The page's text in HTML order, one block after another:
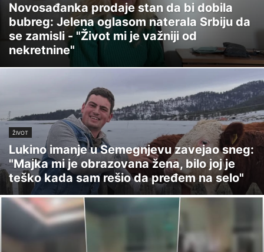
Novosađanka prodaje stan da bi dobila
bubreg: Jelena oglasom naterala Srbiju da
se zamisli - "Život mi je važniji od
nekretnine"
ŽIVOT
Lukino imanje u Semegnjevu zavejao sneg:
"Majka mi je obrazovana žena, bilo joj je
teško kada sam rešio da pređem na selo"